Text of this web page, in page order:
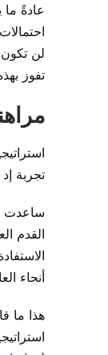
عادةً
لن
تفوز
تجربة إد
ساعدت
القدم
أنحاء
هذا ما